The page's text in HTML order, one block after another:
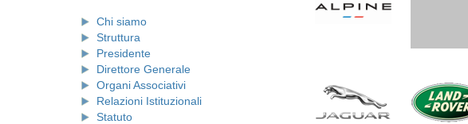
Chi siamo
Struttura
Presidente
Direttore Generale
Organi Associativi
Relazioni Istituzionali
Statuto